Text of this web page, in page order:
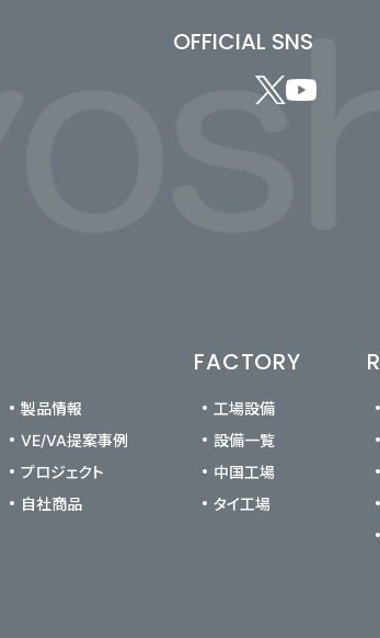
OFFICIAL SNS
製品情報
VE/VA提案事例
プロジェクト
自社商品
FACTORY
工場設備
設備一覧
中国工場
タイ工場